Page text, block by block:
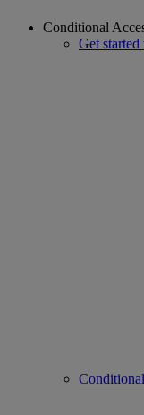
Conditional
Get